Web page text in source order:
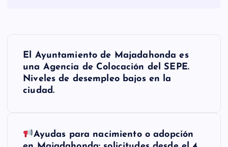
NEl Ayuntamiento de Majadahonda es
una Agencia de Colocación del SEPE.
Niveles de desempleo bajos en la
ciudad.
Ayudas para nacimiento o adopción